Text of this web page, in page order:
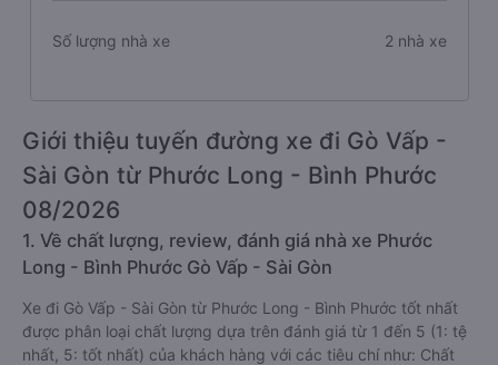
Số lượng nhà xe 2 nhà xe
Giới thiệu tuyến đường xe đi Gò Vấp -
Sài Gòn từ Phước Long - Bình Phước
08/2026
1. Về chất lượng, review, đánh giá nhà xe Phước
Long - Bình Phước Gò Vấp - Sài Gòn
Xe đi Gò Vấp - Sài Gòn từ Phước Long - Bình Phước tốt nhất
được phân loại chất lượng dựa trên đánh giá từ 1 đến 5 (1: tệ
nhất, 5: tốt nhất) của khách hàng với các tiêu chí như: Chất